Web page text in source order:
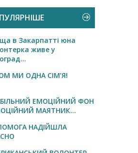
в Закарпатті юна
живе у
МИ ОДНА СІМ’Я!
ЕМОЦІЙНИЙ ФОН
МАЯТНИК...
НАДІЙШЛА